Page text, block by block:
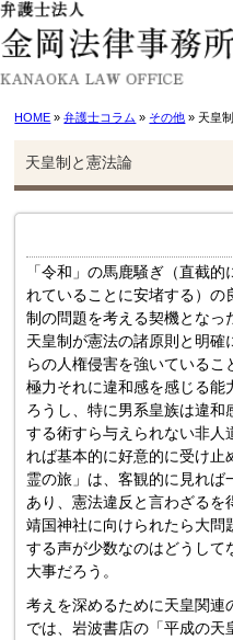
HOME »弁護士コラム » その他 » 天皇
天皇制と憲法論
「令和」の馬鹿騒ぎ（直截
れていることに安堵する）の
制の問題を考える契機となっ
天皇制が憲法の諸原則と明
らの人権侵害を強いている
極力それに違和感を感じる能
ろうし、特に男系皇族は違
する術すら与えられない非人
れば基本的に好意的に受け止
霊の旅」は、客観的に見れ
あり、憲法違反と言わざる
靖国神社に向けられたら大問
する声が少数なのはどうして
大事だろう。
考えを深めるために天皇関連
では、岩波書店の「平成の天